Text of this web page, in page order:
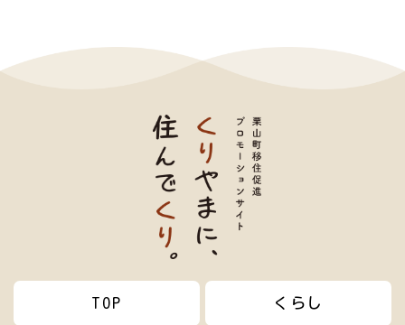
TOP くらし